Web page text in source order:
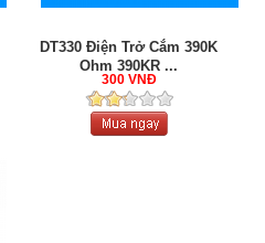
DT330 Điện Trở Cắm 390K
Ohm 390KR ...
300 VNĐ